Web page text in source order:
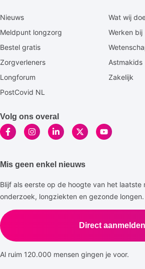
Secundaire
Nieuws
Wat wij
Meldpunt longzorg
Werken bij
Bestel gratis
Zorgverleners
Astmakids
Longforum
Zakelijk
PostCovid NL
Volg ons overal
Mis geen enkel nieuws
Blijf als eerste op de hoogte van het laatste
onderzoek, longziekten en gezonde longen.
Direct aanmelden
Al ruim 120.000 mensen gingen je voor.